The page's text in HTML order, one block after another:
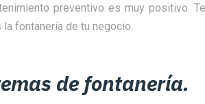
preventivo es muy positivo.
fontanería de tu negocio.
de fontanería.